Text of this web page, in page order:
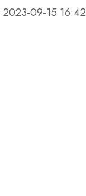
2023-09-15 16:42